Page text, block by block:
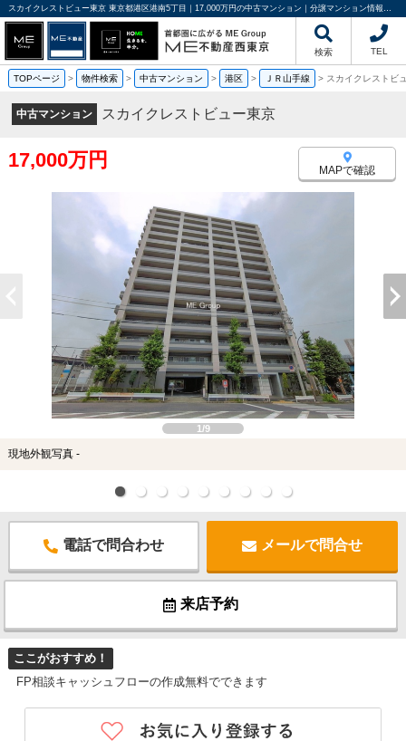
スカイクレストビュー東京 東京都港区港南5丁目｜17,000万円の中古マンション｜分譲マンション情報｜ME不動産西東京
検索 TEL
TOPページ > 物件検索 > 中古マンション > 港区 > ＪＲ山手線 > スカイクレストビ
中古マンション スカイクレストビュー東京
17,000万円 MAPで確認
1/9
現地外観写真 -
電話で問合わせ メールで問合せ
来店予約
ここがおすすめ！
FP相談キャッシュフローの作成無料でできます